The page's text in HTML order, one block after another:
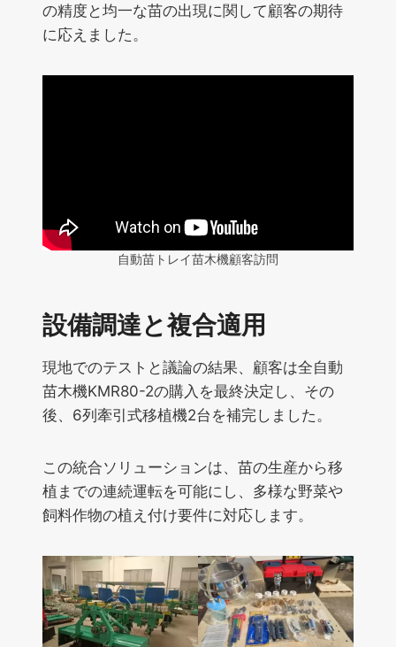
の精度と均一な苗の出現に関して顧客の期待
に応えました。
自動苗トレイ苗木機顧客訪問
設備調達と複合適用
現地でのテストと議論の結果、顧客は全自動
苗木機KMR80-2の購入を最終決定し、その
後、6列牽引式移植機2台を補完しました。
この統合ソリューションは、苗の生産から移
植までの連続運転を可能にし、多様な野菜や
飼料作物の植え付け要件に対応します。